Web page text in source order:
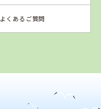
予 約
詳 細
よくあるご質問